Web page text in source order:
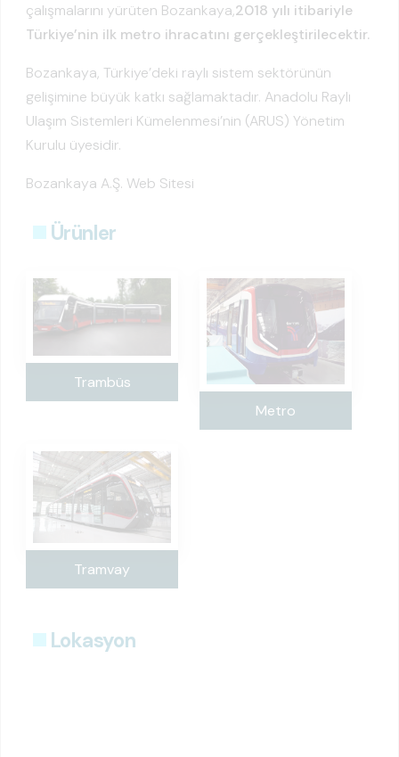
çalışmalarını yürüten Bozankaya,2018 yılı itibariyle
Türkiye’nin ilk metro ihracatını gerçekleştirilecektir.
Bozankaya, Türkiye’deki raylı sistem sektörünün
gelişimine büyük katkı sağlamaktadır. Anadolu Raylı
Ulaşım Sistemleri Kümelenmesi’nin (ARUS) Yönetim
Kurulu üyesidir.
Bozankaya A.Ş. Web Sitesi
Ürünler
Trambüs
Metro
Tramvay
Lokasyon